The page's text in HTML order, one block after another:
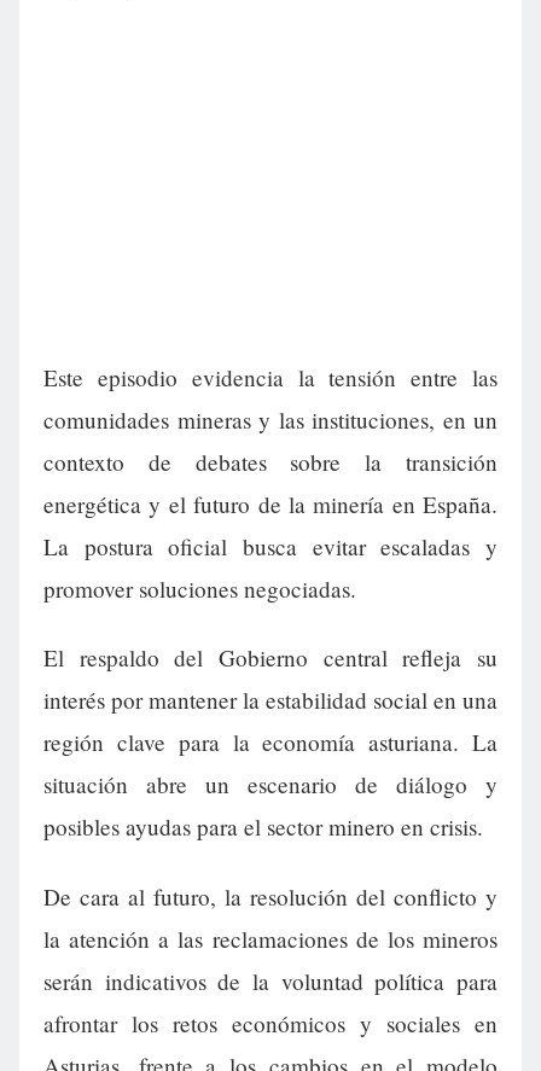
Este episodio evidencia la tensión entre las
comunidades mineras y las instituciones, en un
contexto de debates sobre la transición
energética y el futuro de la minería en España.
La postura oficial busca evitar escaladas y
promover soluciones negociadas.
El respaldo del Gobierno central refleja su
interés por mantener la estabilidad social en una
región clave para la economía asturiana. La
situación abre un escenario de diálogo y
posibles ayudas para el sector minero en crisis.
De cara al futuro, la resolución del conflicto y
la atención a las reclamaciones de los mineros
serán indicativos de la voluntad política para
afrontar los retos económicos y sociales en